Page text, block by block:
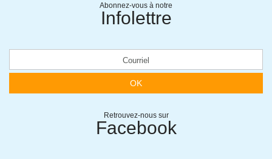
Abonnez-vous à notre
Infolettre
OK
Retrouvez-nous sur
Facebook